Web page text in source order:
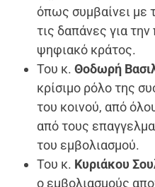
όπως συμβαίνει με
τις δαπάνες για
ψηφιακό κράτος.
Του κ.Θοδωρή
κρίσιμο ρόλο της
του κοινού, από
από τους
του εμβολιασμού.
Του κ. Κυριάκου
ο εμβολιασμούς